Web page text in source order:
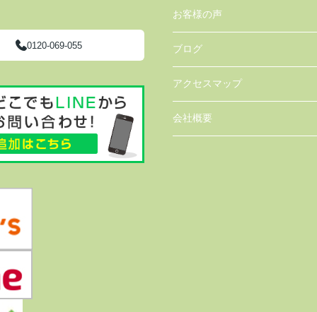
0120-069-055
お客様の声
ブログ
アクセスマップ
会社概要